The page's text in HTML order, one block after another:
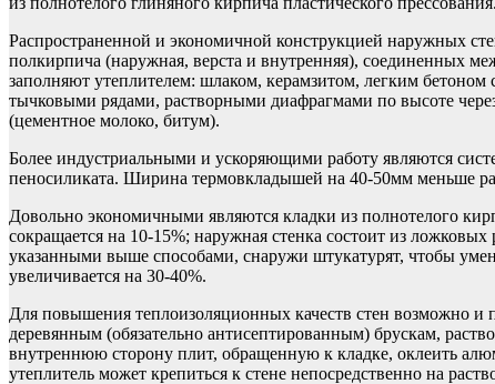
Распространенной и экономичной конструкцией наружных
полкирпича (наружная, верста и внутренняя), соединенных
заполняют утеплителем: шлаком, керамзитом, легким
тычковыми рядами, растворными диафрагмами по высоте
(цементное молоко, битум).
Более индустриальными и ускоряющими работу являются
пеносиликата. Ширина термовкладышей на 40-50мм меньше
Довольно экономичными являются кладки из полнотелого
сокращается на 10-15%; наружная стенка состоит из
указанными выше способами, снаружи штукатурят, чтобы
увеличивается на 30-40%.
Для повышения теплоизоляционных качеств стен возможно
деревянным (обязательно антисептированным) брускам,
внутреннюю сторону плит, обращенную к кладке, оклеить
утеплитель может крепиться к стене непосредственно на